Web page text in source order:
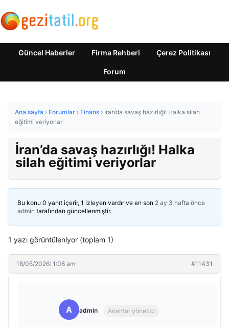
Güncel Haberler Firma Rehberi Çerez Politikası
Forum
Ana sayfa › Forumlar › Finans › İran’da savaş hazırlığı! Halka silah
eğitimi veriyorlar
İran’da savaş hazırlığı! Halka
silah eğitimi veriyorlar
Bu konu 0 yanıt içerir, 1 izleyen vardır ve en son 2 ay 3 hafta önce
admin tarafından güncellenmiştir.
1 yazı görüntüleniyor (toplam 1)
18/05/2026: 1:08 am #11431
A admin Anahtar yönetici